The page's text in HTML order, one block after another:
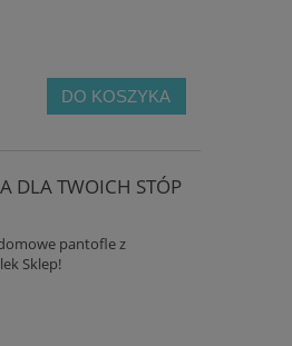
DO KOSZYKA
DLA TWOICH STÓP
pantofle z
Sklep!